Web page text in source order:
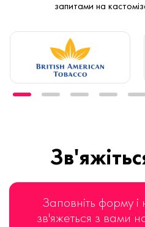
запитами на
Заповніть форму
зв'яжеться з вами